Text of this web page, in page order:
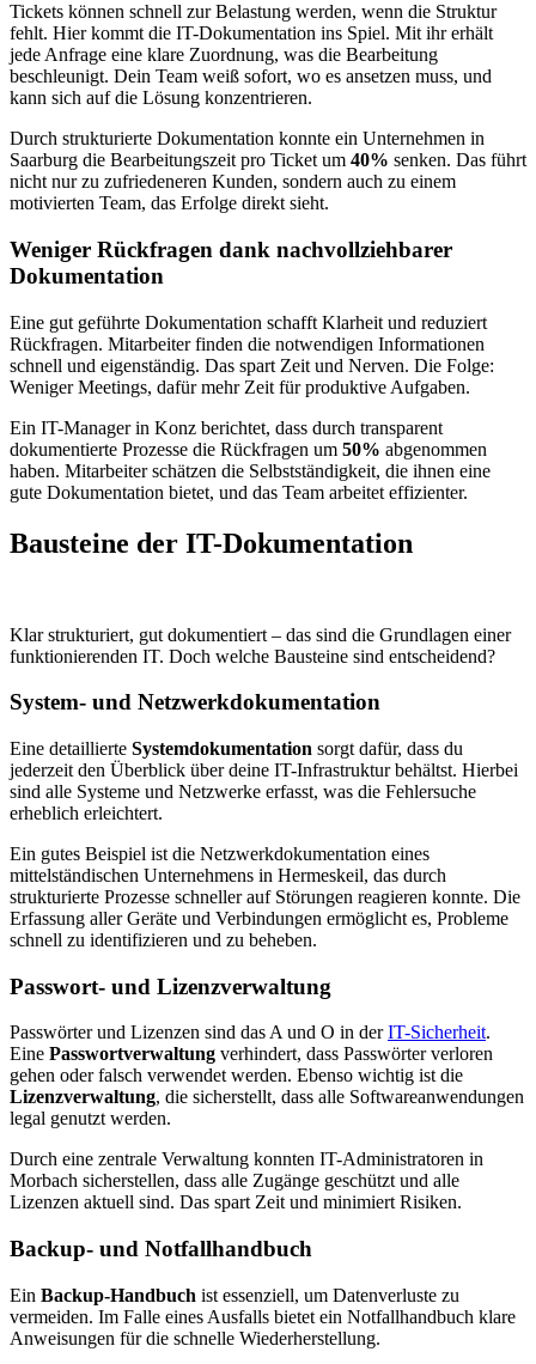
Tickets können schnell zur Belastung werden, wenn die Struktur
fehlt. Hier kommt die IT-Dokumentation ins Spiel. Mit ihr erhält
jede Anfrage eine klare Zuordnung, was die Bearbeitung
beschleunigt. Dein Team weiß sofort, wo es ansetzen muss, und
kann sich auf die Lösung konzentrieren.
Durch strukturierte Dokumentation konnte ein Unternehmen in
Saarburg die Bearbeitungszeit pro Ticket um 40% senken. Das führt
nicht nur zu zufriedeneren Kunden, sondern auch zu einem
motivierten Team, das Erfolge direkt sieht.
Weniger Rückfragen dank nachvollziehbarer
Dokumentation
Eine gut geführte Dokumentation schafft Klarheit und reduziert
Rückfragen. Mitarbeiter finden die notwendigen Informationen
schnell und eigenständig. Das spart Zeit und Nerven. Die Folge:
Weniger Meetings, dafür mehr Zeit für produktive Aufgaben.
Ein IT-Manager in Konz berichtet, dass durch transparent
dokumentierte Prozesse die Rückfragen um 50% abgenommen
haben. Mitarbeiter schätzen die Selbstständigkeit, die ihnen eine
gute Dokumentation bietet, und das Team arbeitet effizienter.
Bausteine der IT-Dokumentation
Klar strukturiert, gut dokumentiert – das sind die Grundlagen einer
funktionierenden IT. Doch welche Bausteine sind entscheidend?
System- und Netzwerkdokumentation
Eine detaillierte Systemdokumentation sorgt dafür, dass du
jederzeit den Überblick über deine IT-Infrastruktur behältst. Hierbei
sind alle Systeme und Netzwerke erfasst, was die Fehlersuche
erheblich erleichtert.
Ein gutes Beispiel ist die Netzwerkdokumentation eines
mittelständischen Unternehmens in Hermeskeil, das durch
strukturierte Prozesse schneller auf Störungen reagieren konnte. Die
Erfassung aller Geräte und Verbindungen ermöglicht es, Probleme
schnell zu identifizieren und zu beheben.
Passwort- und Lizenzverwaltung
Passwörter und Lizenzen sind das A und O in derIT-Sicherheit.
Eine Passwortverwaltung verhindert, dass Passwörter verloren
gehen oder falsch verwendet werden. Ebenso wichtig ist die
Lizenzverwaltung, die sicherstellt, dass alle Softwareanwendungen
legal genutzt werden.
Durch eine zentrale Verwaltung konnten IT-Administratoren in
Morbach sicherstellen, dass alle Zugänge geschützt und alle
Lizenzen aktuell sind. Das spart Zeit und minimiert Risiken.
Backup- und Notfallhandbuch
Ein Backup-Handbuch ist essenziell, um Datenverluste zu
vermeiden. Im Falle eines Ausfalls bietet ein Notfallhandbuch klare
Anweisungen für die schnelle Wiederherstellung.